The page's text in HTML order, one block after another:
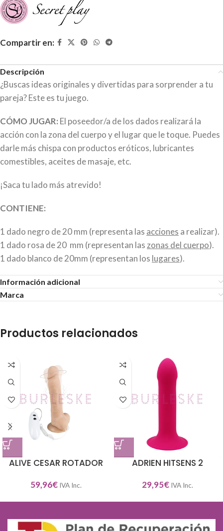
Compartir en:
Descripción
¿Buscas ideas originales y divertidas para sorprender a tu
pareja? Este es tu juego.
CÓMO JUGAR: El poseedor/a de los dados realizará la
acción con la zona del cuerpo y el lugar que le toque. Puedes
darle más chispa con productos eróticos, lubricantes
comestibles, aceites de masaje, etc.
¡Saca tu lado más atrevido!
CONTIENE:
1 dado negro de 20 mm (representa las acciones a realizar).
1 dado rosa de 20 mm (representan laszonas del cuerpo).
1 dado blanco de 20mm (representan los lugares).
Información adicional
Marca
Productos relacionados
ALIVE CESAR ROTADOR
59,96€ IVA Inc.
ADRIEN HITSENS 2
29,95€ IVA Inc.